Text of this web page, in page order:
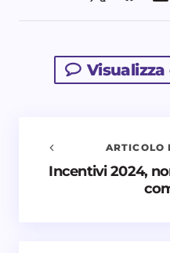
Visualizza
Avvisami quando
ARTICOLO
Incentivi 2024,